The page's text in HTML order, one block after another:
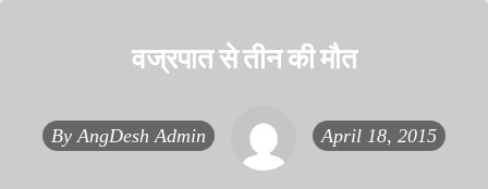
वज्रपात से तीन की मौत
By AngDesh Admin April 18, 2015